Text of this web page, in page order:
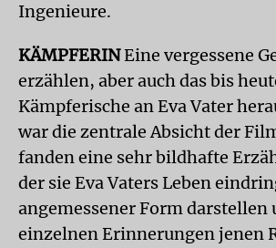
Ingenieure.
KÄMPFERINEine vergessene
erzählen, aber auch das bis
Kämpferische an Eva Vater
war die zentrale Absicht der
fanden eine sehr bildhafte
der sie Eva Vaters Leben
angemessener Form darstellen
einzelnen Erinnerungen jenen